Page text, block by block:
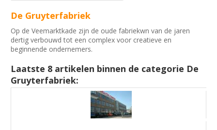
De Gruyterfabriek
Op de Veemarktkade zijn de oude fabriekwn van de jaren
dertig verbouwd tot een complex voor creatieve en
beginnende ondernemers.
Laatste 8 artikelen binnen de categorie De
Gruyterfabriek: